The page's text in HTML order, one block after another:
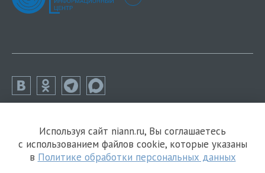
Используя сайт niann.ru, Вы соглашаетесь
с использованием файлов cookie, которые указаны
в Политике обработки персональных данных